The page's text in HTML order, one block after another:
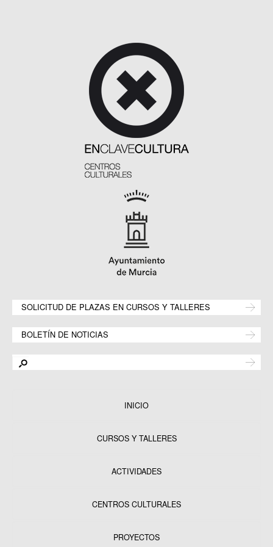
SOLICITUD DE PLAZAS EN CURSOS Y TALLERES
BOLETÍN DE NOTICIAS
INICIO
CURSOS Y TALLERES
ACTIVIDADES
CENTROS CULTURALES
PROYECTOS